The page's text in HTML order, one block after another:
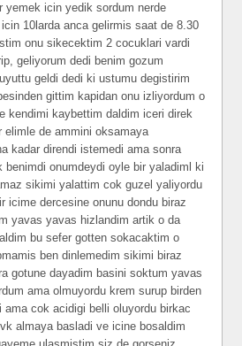
yemek icin yedik sordum nerde
10larda anca gelirmis saat de 8.30
onu sikecektim 2 cocuklari vardi
geliyorum dedi benim gozum
geldi dedi ki ustumu degistirim
gittim kapidan onu izliyordum o
kendimi kaybettim daldim iceri direk
elimle de ammini oksamaya
kadar direndi istemedi ama sonra
benimdi onumdeydi oyle bir yaladiml ki
sikimi yalattim cok guzel yaliyordu
icime dercesine onunu dondu biraz
yavas yavas hizlandim artik o da
bu sefer gotten sokacaktim o
ben dinlemedim sikimi biraz
gotune dayadim basini soktum yavas
ama olmuyordu krem surup birden
ama cok acidigi belli oluyordu birkac
almaya basladi ve icine bosaldim